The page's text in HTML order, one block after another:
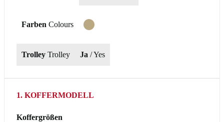
Farben Colours
Trolley Trolley Ja / Yes
1. KOFFERMODELL
Koffergrößen